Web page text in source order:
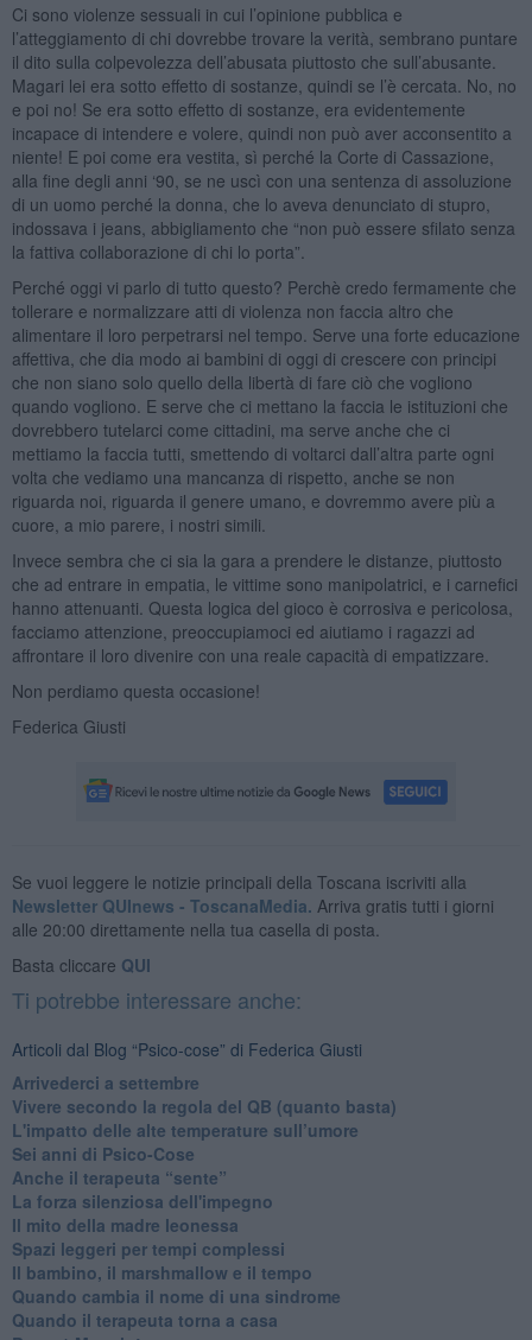
Ci sono violenze sessuali in cui l’opinione pubblica e
l’atteggiamento di chi dovrebbe trovare la verità, sembrano puntare
il dito sulla colpevolezza dell’abusata piuttosto che sull’abusante.
Magari lei era sotto effetto di sostanze, quindi se l’è cercata. No, no
e poi no! Se era sotto effetto di sostanze, era evidentemente
incapace di intendere e volere, quindi non può aver acconsentito a
niente! E poi come era vestita, sì perché la Corte di Cassazione,
alla fine degli anni ‘90, se ne uscì con una sentenza di assoluzione
di un uomo perché la donna, che lo aveva denunciato di stupro,
indossava i jeans, abbigliamento che “non può essere sfilato senza
la fattiva collaborazione di chi lo porta”.
Perché oggi vi parlo di tutto questo? Perchè credo fermamente che
tollerare e normalizzare atti di violenza non faccia altro che
alimentare il loro perpetrarsi nel tempo. Serve una forte educazione
affettiva, che dia modo ai bambini di oggi di crescere con principi
che non siano solo quello della libertà di fare ciò che vogliono
quando vogliono. E serve che ci mettano la faccia le istituzioni che
dovrebbero tutelarci come cittadini, ma serve anche che ci
mettiamo la faccia tutti, smettendo di voltarci dall’altra parte ogni
volta che vediamo una mancanza di rispetto, anche se non
riguarda noi, riguarda il genere umano, e dovremmo avere più a
cuore, a mio parere, i nostri simili.
Invece sembra che ci sia la gara a prendere le distanze, piuttosto
che ad entrare in empatia, le vittime sono manipolatrici, e i carnefici
hanno attenuanti. Questa logica del gioco è corrosiva e pericolosa,
facciamo attenzione, preoccupiamoci ed aiutiamo i ragazzi ad
affrontare il loro divenire con una reale capacità di empatizzare.
Non perdiamo questa occasione!
Federica Giusti
Se vuoi leggere le notizie principali della Toscana iscriviti alla
Newsletter QUInews - ToscanaMedia. Arriva gratis tutti i giorni
alle 20:00 direttamente nella tua casella di posta.
Basta cliccare QUI
Ti potrebbe interessare anche:
Articoli dal Blog “Psico-cose” di Federica Giusti
​Arrivederci a settembre
​Vivere secondo la regola del QB (quanto basta)
​L'impatto delle alte temperature sull’umore
Sei anni di Psico-Cose
​Anche il terapeuta “sente”
​La forza silenziosa dell'impegno
​Il mito della madre leonessa
Spazi leggeri per tempi complessi
Il bambino, il marshmallow e il tempo
​Quando cambia il nome di una sindrome
​Quando il terapeuta torna a casa